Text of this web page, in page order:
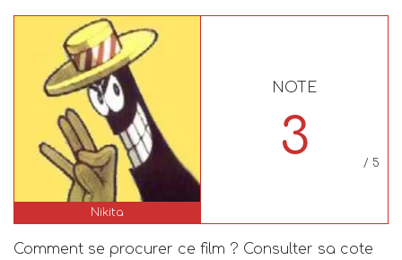
Nikita
NOTE
3 / 5
Comment se procurer ce film ? Consulter sa cote